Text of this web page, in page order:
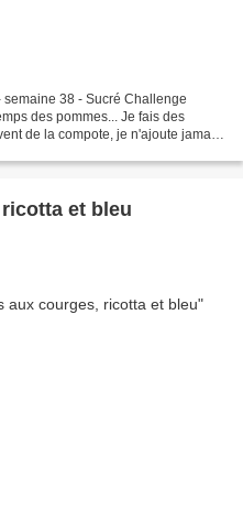
38 - Sucré Challenge
des pommes... Je fais des
de la compote, je n'ajoute jamais
et bleu